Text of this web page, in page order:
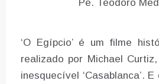
Pe. Teodoro
‘O Egípcio’ é um filme
realizado por Michael
inesquecível ‘Casablanca’.